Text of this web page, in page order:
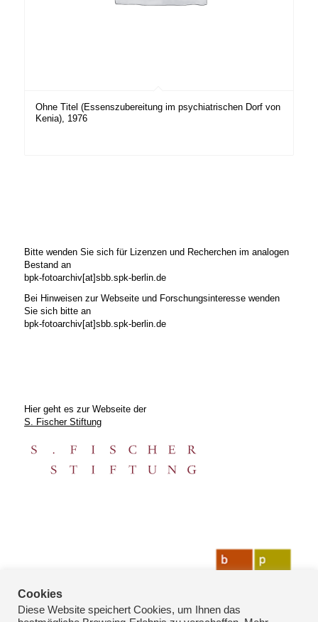
Ohne Titel (Essenszubereitung im psychiatrischen Dorf von
Kenia), 1976
Bitte wenden Sie sich für Lizenzen und Recherchen im analogen
Bestand an
bpk-fotoarchiv[at]sbb.spk-berlin.de
Bei Hinweisen zur Webseite und Forschungsinteresse wenden
Sie sich bitte an
bpk-fotoarchiv[at]sbb.spk-berlin.de
Hier geht es zur Webseite der
S. Fischer Stiftung
Cookies
Diese Website speichert Cookies, um Ihnen das